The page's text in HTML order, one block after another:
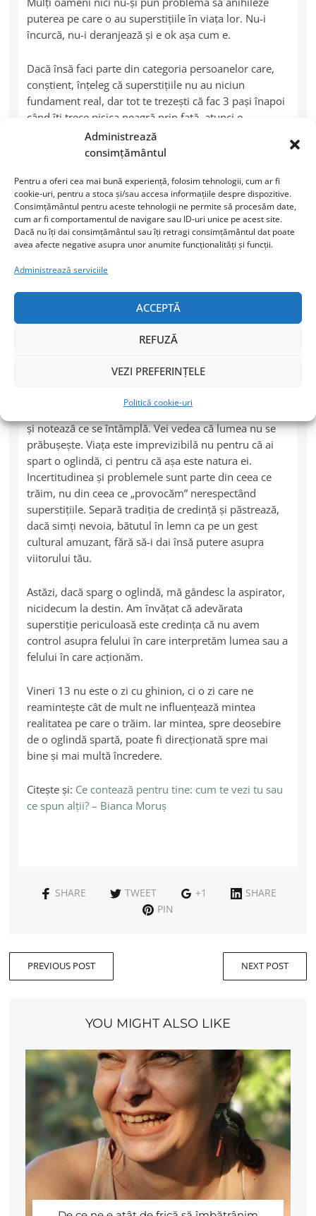
Administrează
consimțământul
Pentru a oferi cea mai bună experiență, folosim tehnologii, cum ar fi
cookie-uri, pentru a stoca și/sau accesa informațiile despre dispozitive.
Consimțământul pentru aceste tehnologii ne permite să procesăm date,
cum ar fi comportamentul de navigare sau ID-uri unice pe acest site.
Dacă nu îți dai consimțământul sau îți retragi consimțământul dat poate
avea afecte negative asupra unor anumite funcționalități și funcții.
Administrează serviciile
ACCEPTĂ
REFUZĂ
VEZI PREFERINȚELE
Politică cookie-uri
puterea pe care o au superstiţiile în viaţa lor. Nu-i
încurcă, nu-i deranjează şi e ok aşa cum e.
Dacă însă faci parte din categoria persoanelor care,
conştient, înţeleg că superstiţiile nu au niciun
fundament real, dar tot te trezeşti că fac 3 paşi înapoi
când îţi trece pisica neagră prin faţă, atunci e
important să ştii că nu e vorba de altceva decât de un
ataşamnt emoţional. Superstiţiile sunt poveşti vechi
copilăria şi atât de puternica senzaţie de „mai bine să
previn.” Oameni extrem de raţionali pot spune „Nu
cred în ele, dar mai bine să mă feresc.” Acel „dar” lasă
superstiţia să revină iar şi iar.
Nu e niciun câştig dacă încercăm să ne impunem
conştientizarea. Iar conştientizarea nu presupune
doar să citeşti un articol / un studiu şi să-ţi spui:
proces un pic mai lung, dar deloc complicat.
În primul rând, caută să vezi ce dovezi reale ai pentru
încearcă, într-un mediu sigur, să încalci o superstiție
și notează ce se întâmplă. Vei vedea că lumea nu se
prăbușește. Viața este imprevizibilă nu pentru că ai
spart o oglindă, ci pentru că așa este natura ei.
Incertitudinea şi problemele sunt parte din ceea ce
trăim, nu din ceea ce „provocăm” nerespectând
superstiţiile. Separă tradiţia de credinţă şi păstrează,
dacă simţi nevoia, bătutul în lemn ca pe un gest
cultural amuzant, fără să-i dai însă putere asupra
viitorului tău.
Astăzi, dacă sparg o oglindă, mă gândesc la aspirator,
nicidecum la destin. Am învățat că adevărata
superstiție periculoasă este credința că nu avem
control asupra felului în care interpretăm lumea sau a
felului în care acţionăm.
Vineri 13 nu este o zi cu ghinion, ci o zi care ne
reamintește cât de mult ne influențează mintea
realitatea pe care o trăim. Iar mintea, spre deosebire
de o oglindă spartă, poate fi direcţionată spre mai
bine și mai multă încredere.
Citeşte şi: Ce contează pentru tine: cum te vezi tu sau
ce spun alţii? – Bianca Moruș
SHARE TWEET +1
SHARE
PIN
PREVIOUS POST NEXT POST
YOU MIGHT ALSO LIKE